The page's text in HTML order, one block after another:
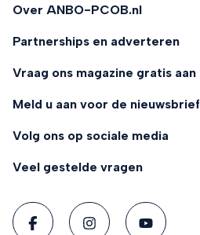
Over ANBO-PCOB.nl
Partnerships en adverteren
Vraag ons magazine gratis aan
Meld u aan voor de nieuwsbrief
Volg ons op sociale media
Veel gestelde vragen